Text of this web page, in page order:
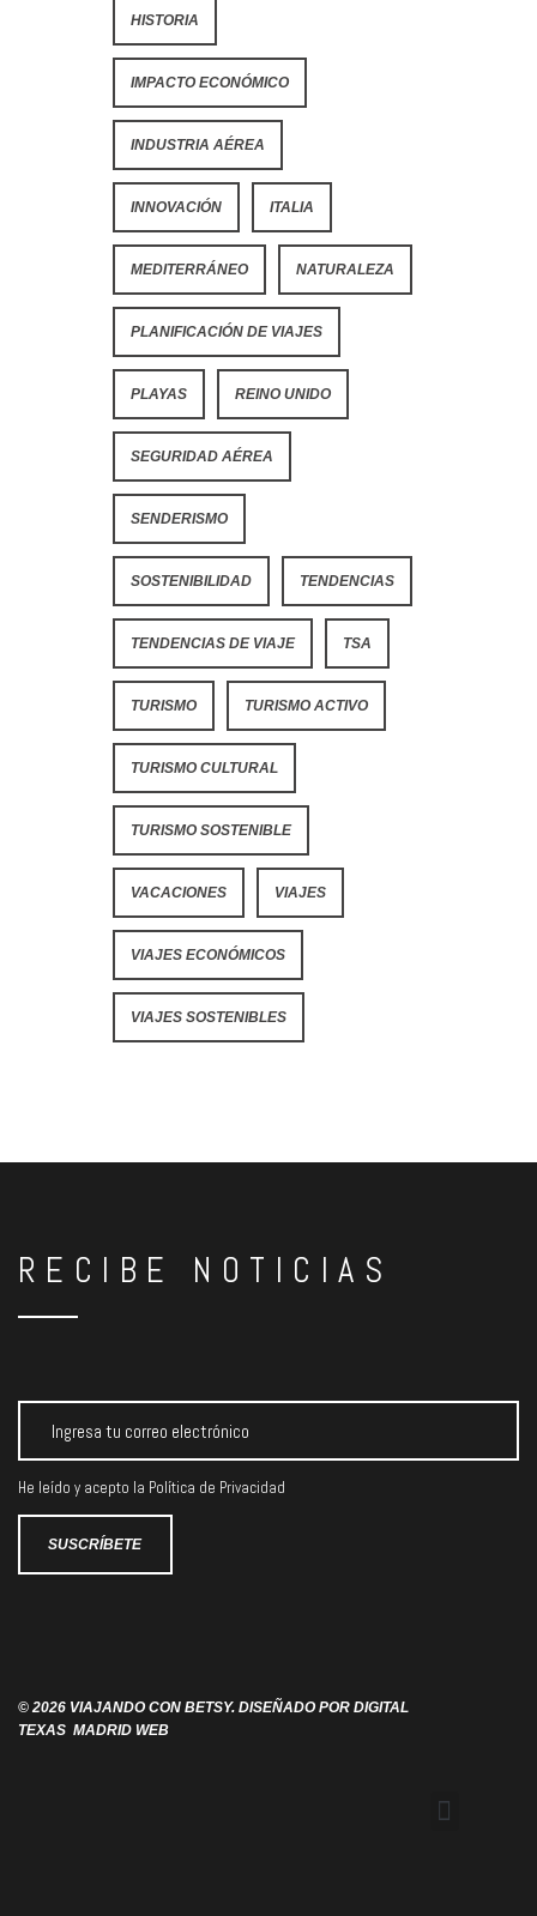
HISTORIA
IMPACTO ECONÓMICO
INDUSTRIA AÉREA
INNOVACIÓN ITALIA
MEDITERRÁNEO NATURALEZA
PLANIFICACIÓN DE VIAJES
PLAYAS REINO UNIDO
SEGURIDAD AÉREA
SENDERISMO
SOSTENIBILIDAD TENDENCIAS
TENDENCIAS DE VIAJE TSA
TURISMO TURISMO ACTIVO
TURISMO CULTURAL
TURISMO SOSTENIBLE
VACACIONES VIAJES
VIAJES ECONÓMICOS
VIAJES SOSTENIBLES
RECIBE NOTICIAS
He leído y acepto la Política de Privacidad
© 2026 VIAJANDO CON BETSY. DISEÑADO POR DIGITAL
TEXAS MADRID WEB